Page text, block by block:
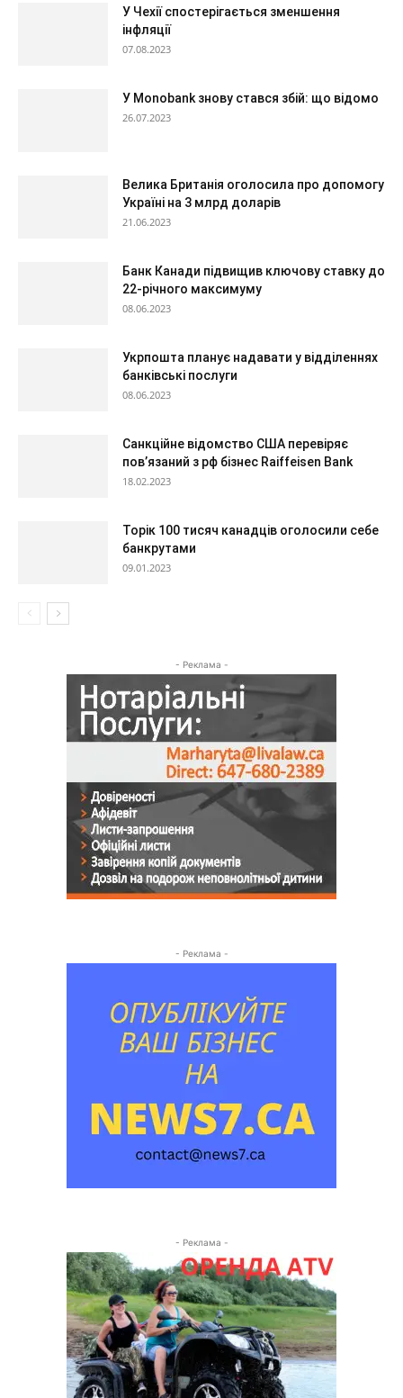
У Чехії спостерігається зменшення
інфляції
07.08.2023
У Monobank знову стався збій: що відомо
26.07.2023
Велика Британія оголосила про допомогу
Україні на 3 млрд доларів
21.06.2023
Банк Канади підвищив ключову ставку до
22-річного максимуму
08.06.2023
Укрпошта планує надавати у відділеннях
банківські послуги
08.06.2023
Санкційне відомство США перевіряє
пов’язаний з рф бізнес Raiffeisen Bank
18.02.2023
Торік 100 тисяч канадців оголосили себе
банкрутами
09.01.2023
- Реклама -
- Реклама -
- Реклама -